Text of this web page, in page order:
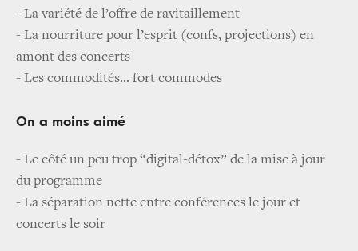
- La variété de l’offre de ravitaillement
- La nourriture pour l’esprit (confs, projections) en
amont des concerts
- Les commodités... fort commodes
On a moins aimé
- Le côté un peu trop “digital-détox” de la mise à jour
du programme
- La séparation nette entre conférences le jour et
concerts le soir